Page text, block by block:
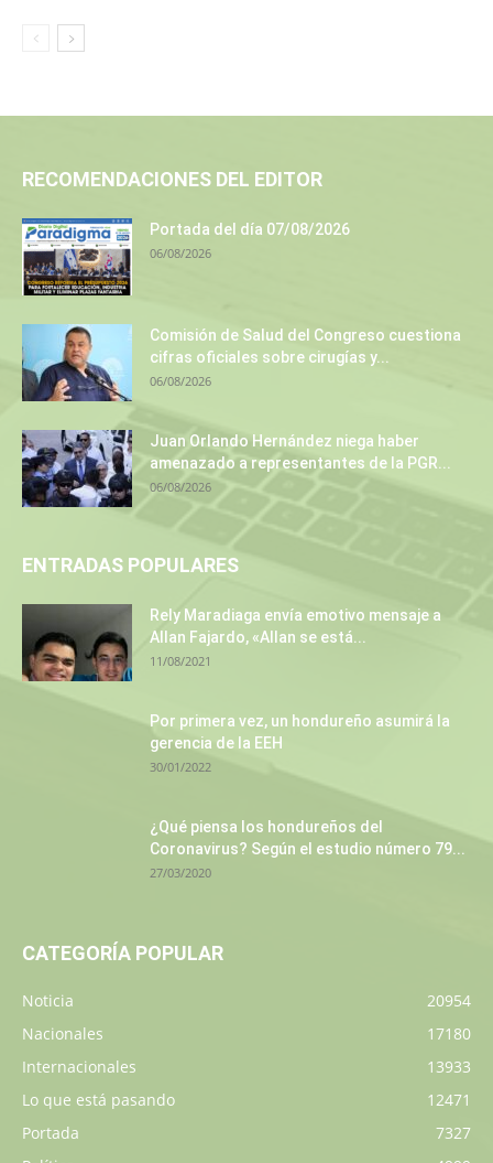
RECOMENDACIONES DEL EDITOR
Portada del día 07/08/2026
06/08/2026
Comisión de Salud del Congreso cuestiona
cifras oficiales sobre cirugías y...
06/08/2026
Juan Orlando Hernández niega haber
amenazado a representantes de la PGR...
06/08/2026
ENTRADAS POPULARES
Rely Maradiaga envía emotivo mensaje a
Allan Fajardo, «Allan se está...
11/08/2021
Por primera vez, un hondureño asumirá la
gerencia de la EEH
30/01/2022
¿Qué piensa los hondureños del
Coronavirus? Según el estudio número 79...
27/03/2020
CATEGORÍA POPULAR
Noticia
20954
Nacionales
17180
Internacionales
13933
Lo que está pasando
12471
Portada
7327